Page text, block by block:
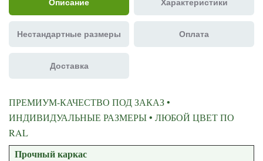
Описание Характеристики
Нестандартные размеры Оплата
Доставка
ПРЕМИУМ-КАЧЕСТВО ПОД ЗАКАЗ •
ИНДИВИДУАЛЬНЫЕ РАЗМЕРЫ • ЛЮБОЙ ЦВЕТ ПО
RAL
Прочный каркас